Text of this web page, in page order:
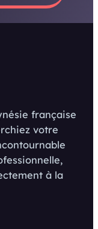
française
votre
à la